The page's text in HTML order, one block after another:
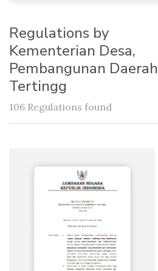
Regulations by
Kementerian Desa,
Pembangunan Daerah
Tertingg
106 Regulations found